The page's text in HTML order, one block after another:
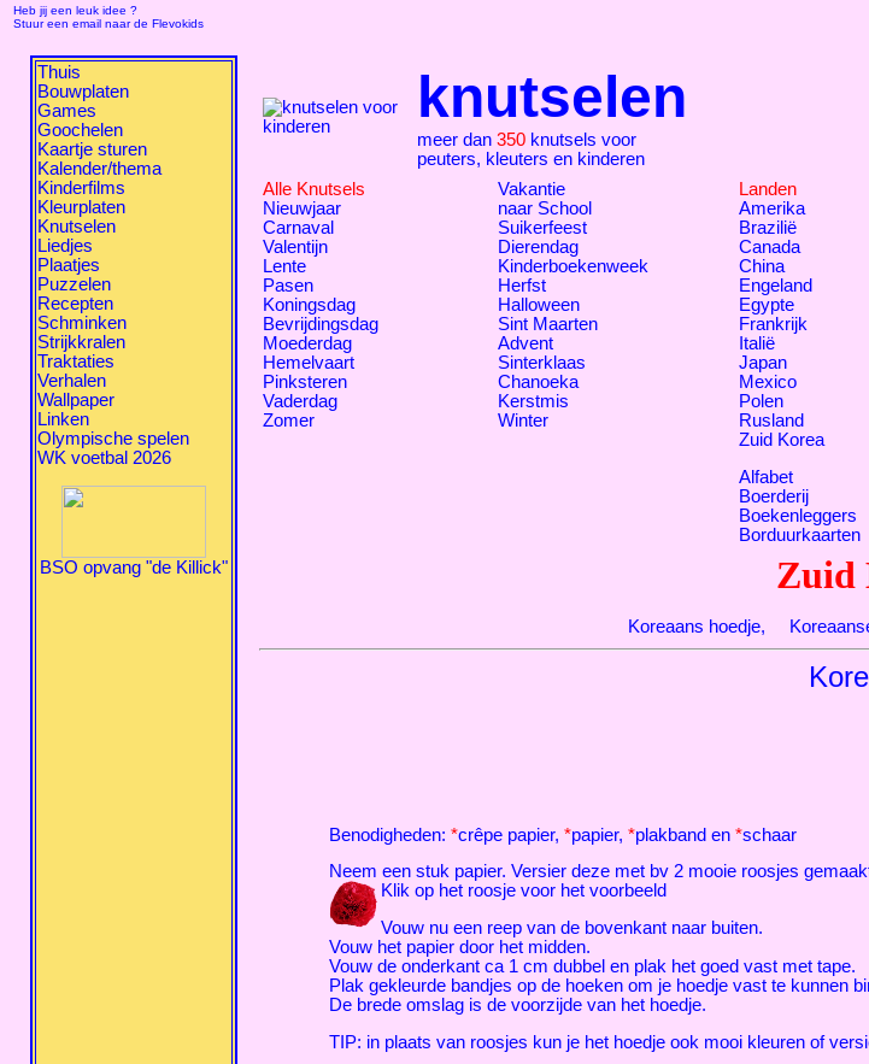
Heb jij een leuk idee ?
Stuur een email naar de Flevokids
Thuis
Bouwplaten
Games
Goochelen
Kaartje sturen
Kalender/thema
Kinderfilms
Kleurplaten
Knutselen
Liedjes
Plaatjes
Puzzelen
Recepten
Schminken
Strijkkralen
Traktaties
Verhalen
Wallpaper
Linken
Olympische spelen
WK voetbal 2026
BSO opvang "de Killick"
knutselen
meer dan 350 knutsels voor
peuters, kleuters en kinderen
Alle Knutsels
Nieuwjaar
Carnaval
Valentijn
Lente
Pasen
Koningsdag
Bevrijdingsdag
Moederdag
Hemelvaart
Pinksteren
Vaderdag
Zomer
Vakantie
naar School
Suikerfeest
Dierendag
Kinderboekenweek
Herfst
Halloween
Sint Maarten
Advent
Sinterklaas
Chanoeka
Kerstmis
Winter
Landen
Amerika
Brazilië
Canada
China
Engeland
Egypte
Frankrijk
Italië
Japan
Mexico
Polen
Rusland
Zuid Korea
Alfabet
Boerderij
Boekenleggers
Borduurkaarten
Zuid
Koreaans hoedje,
Benodigheden: *crêpe papier, *papier, *plakband en *schaar
Neem een stuk papier. Versier deze met bv 2 mooie roosjes
Klik op het roosje voor het voorbeeld
Vouw nu een reep van de bovenkant naar buiten.
Vouw het papier door het midden.
Vouw de onderkant ca 1 cm dubbel en plak het goed vast met tape.
Plak gekleurde bandjes op de hoeken om je hoedje vast te kunnen
De brede omslag is de voorzijde van het hoedje.
TIP: in plaats van roosjes kun je het hoedje ook mooi kleuren of